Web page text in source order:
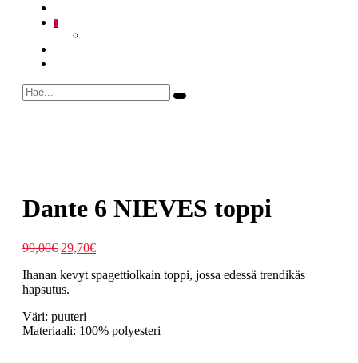
0
Dante 6 NIEVES toppi
99,00€ Alkuperäinen
oli:
99,00€.
29,70€Nykyinen
on:
Ihanan kevyt spagettiolkain toppi, jossa edessä trendikäs
hapsutus.
Väri: puuteri
Materiaali: 100% polyesteri